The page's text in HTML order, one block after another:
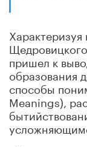
пришел к
образования
способы
Meanings),